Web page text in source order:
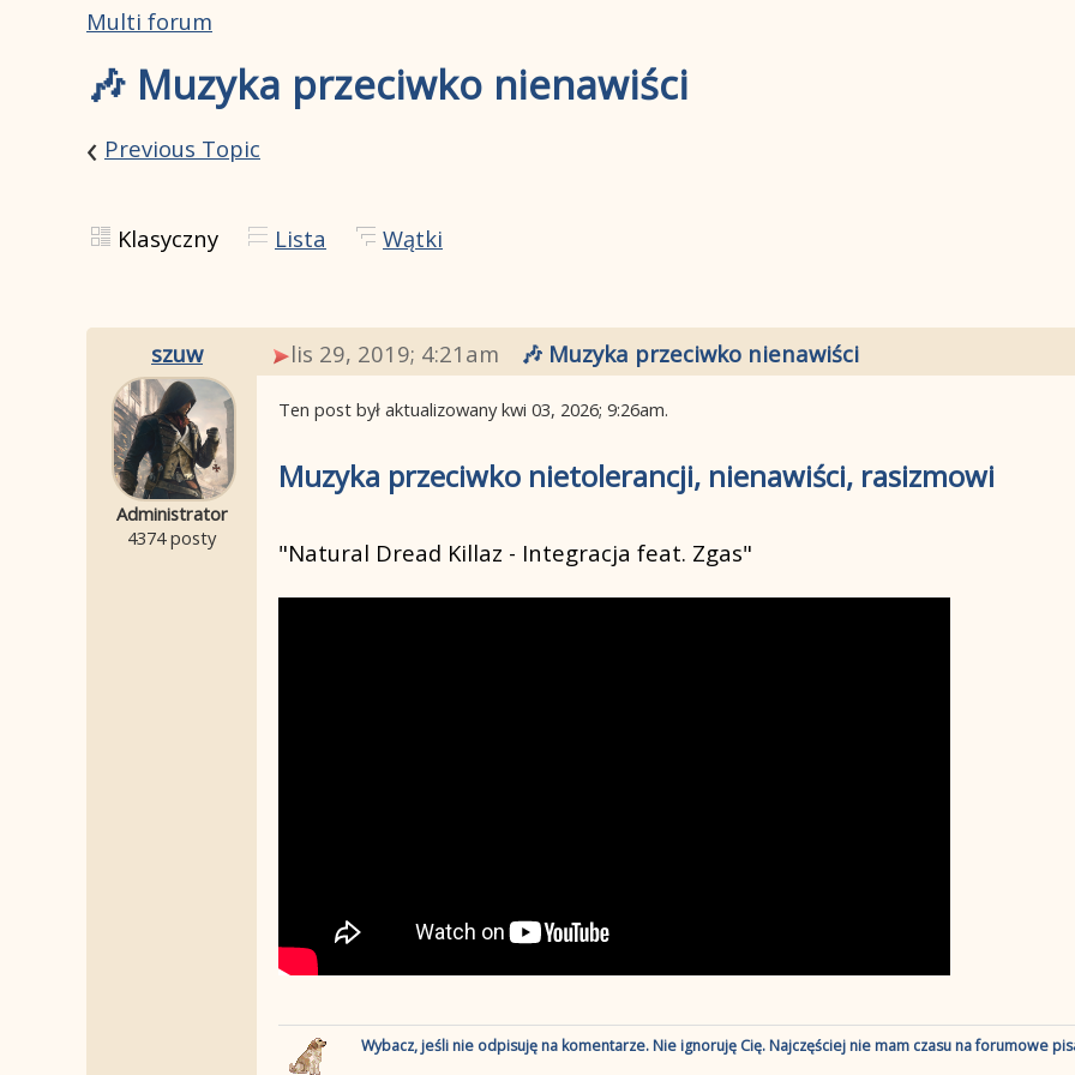
Multi forum
🎶 Muzyka przeciwko nienawiści
‹ Previous Topic
Klasyczny Lista Wątki
szuw
lis 29, 2019; 4:21am 🎶 Muzyka przeciwko nienawiści
Administrator
4374 posty
Ten post był aktualizowanykwi 03, 2026; 9:26am.
Muzyka przeciwko nietolerancji, nienawiści, rasizmowi
"Natural Dread Killaz - Integracja feat. Zgas"
Wybacz, jeśli nie odpisuję na komentarze. Nie ignoruję Cię. Najczęściej nie mam czasu na forumowe